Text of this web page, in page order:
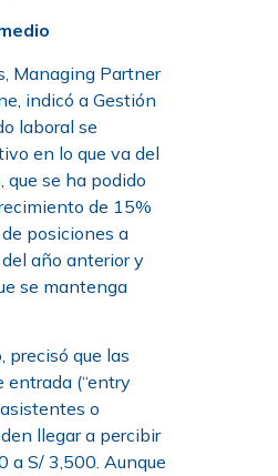
Managing Partner
indicó a Gestión
laboral se
en lo que va del
que se ha podido
de 15%
posiciones a
año anterior y
se mantenga
precisó que las
entrada (“entry
o
llegar a percibir
a S/ 3,500. Aunque